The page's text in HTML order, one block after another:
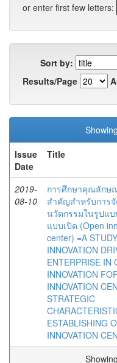
or enter first few letters:
Sort by:
Results/Page
Issue
Date
Title
2019-
08-10
การศึกษาคุณลักษ
สำคัญสำหรับการ
นวัตกรรมในรูปแ
แบบเปิด (Open
center) =A
INNOVATION
ENTERPRISE IN
INNOVATION
INNOVATION
STRATEGIC
ESTABLISHING
INNOVATION